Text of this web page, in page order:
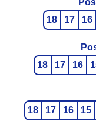
18
17 16
18
17 16
18
17 16 15